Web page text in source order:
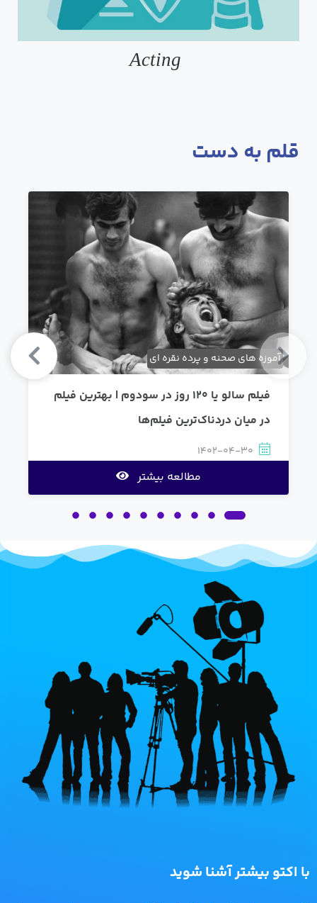
Acting
قلم به دست
آموزه های صحنه و پرده نقره ای
فیلم سالو یا 120 روز در سودوم | بهترین فیلم
در میان دردناک‌ترین فیلم‌ها
مطالعه بیشتر
با اکتو بیشتر آشنا شوید